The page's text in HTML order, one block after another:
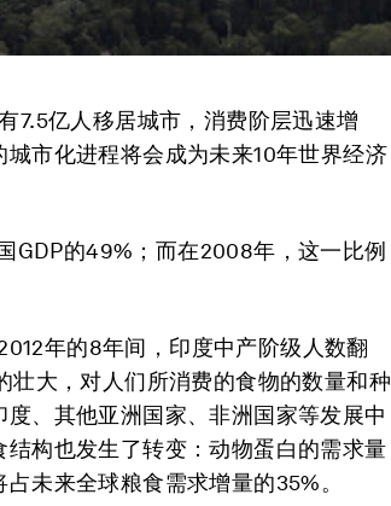
7.5亿人移居城市，消费阶层迅速增
市化进程将会成为未来10年世界经济
GDP的49%；而在2008年，这一比例
年的8年间，印度中产阶级人数翻
大，对人们所消费的食物的数量和种
、其他亚洲国家、非洲国家等发展中
构也发生了转变：动物蛋白的需求量
未来全球粮食需求增量的35%。